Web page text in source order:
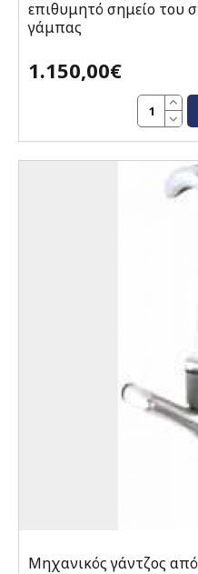
επιθυμητό σημείο του
γάμπας
1.150,00€
Μηχανικός γάντζος